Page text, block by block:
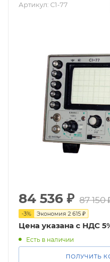
Артикул: С1-77
84 536 ₽ 87 150
-3% Экономия 2 615 ₽
Цена указана с НДС
Есть в наличии
ПОЛУЧИТЬ